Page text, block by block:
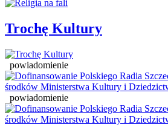
Trochę Kultury
powiadomienie
powiadomienie